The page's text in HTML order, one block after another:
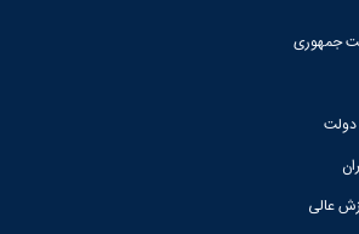
جمهوری
دولت
عالی